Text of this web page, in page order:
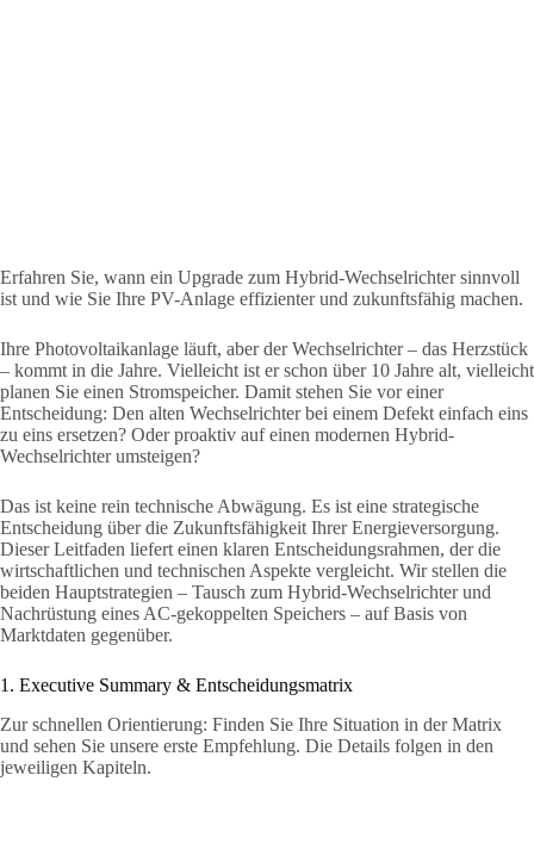
Erfahren Sie, wann ein Upgrade zum Hybrid-Wechselrichter sinnvoll
ist und wie Sie Ihre PV-Anlage effizienter und zukunftsfähig machen.
Ihre Photovoltaikanlage läuft, aber der Wechselrichter – das Herzstück
– kommt in die Jahre. Vielleicht ist er schon über 10 Jahre alt, vielleicht
planen Sie einen Stromspeicher. Damit stehen Sie vor einer
Entscheidung: Den alten Wechselrichter bei einem Defekt einfach eins
zu eins ersetzen? Oder proaktiv auf einen modernen Hybrid-
Wechselrichter umsteigen?
Das ist keine rein technische Abwägung. Es ist eine strategische
Entscheidung über die Zukunftsfähigkeit Ihrer Energieversorgung.
Dieser Leitfaden liefert einen klaren Entscheidungsrahmen, der die
wirtschaftlichen und technischen Aspekte vergleicht. Wir stellen die
beiden Hauptstrategien – Tausch zum Hybrid-Wechselrichter und
Nachrüstung eines AC-gekoppelten Speichers – auf Basis von
Marktdaten gegenüber.
1. Executive Summary & Entscheidungsmatrix
Zur schnellen Orientierung: Finden Sie Ihre Situation in der Matrix
und sehen Sie unsere erste Empfehlung. Die Details folgen in den
jeweiligen Kapiteln.